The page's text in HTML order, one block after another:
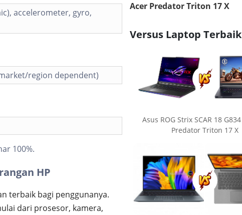
accelerometer, gyro,
region dependent)
100%.
HP
terbaik bagi penggunanya.
dari prosesor, kamera,
Acer Predator Triton 17 X
Versus Laptop Terbaik
Asus ROG Strix SCAR 18 G834
Predator Triton 17 X